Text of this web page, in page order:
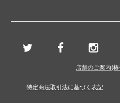
店舗のご案内(
特定商法取引法に基づく表記